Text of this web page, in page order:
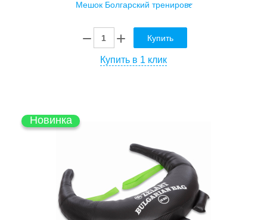
Купить
Купить в 1 клик
Новинка